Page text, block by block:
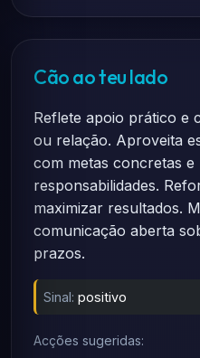
Cão ao teu lado
Reflete apoio prático e
ou relação. Aproveita
com metas concretas e
responsabilidades.
maximizar resultados.
comunicação aberta
prazos.
Sinal: positivo
Acções sugeridas: